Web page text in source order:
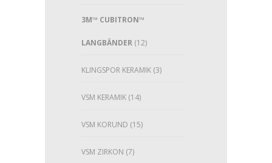
3M™ CUBITRON™
LANGBÄNDER (12)
KLINGSPOR KERAMIK (3)
VSM KERAMIK (14)
VSM KORUND (15)
VSM ZIRKON (7)